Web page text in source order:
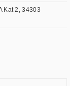
Kat 2, 34303